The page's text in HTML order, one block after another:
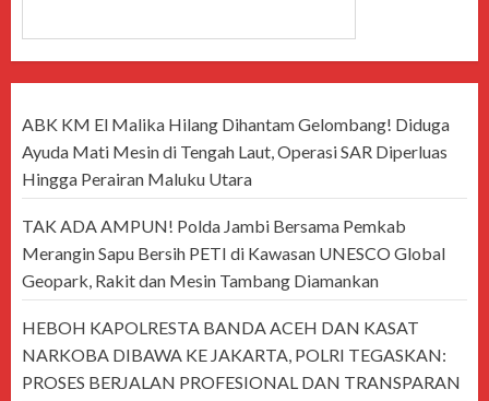
ABK KM El Malika Hilang Dihantam Gelombang! Diduga
Ayuda Mati Mesin di Tengah Laut, Operasi SAR Diperluas
Hingga Perairan Maluku Utara
TAK ADA AMPUN! Polda Jambi Bersama Pemkab
Merangin Sapu Bersih PETI di Kawasan UNESCO Global
Geopark, Rakit dan Mesin Tambang Diamankan
HEBOH KAPOLRESTA BANDA ACEH DAN KASAT
NARKOBA DIBAWA KE JAKARTA, POLRI TEGASKAN:
PROSES BERJALAN PROFESIONAL DAN TRANSPARAN